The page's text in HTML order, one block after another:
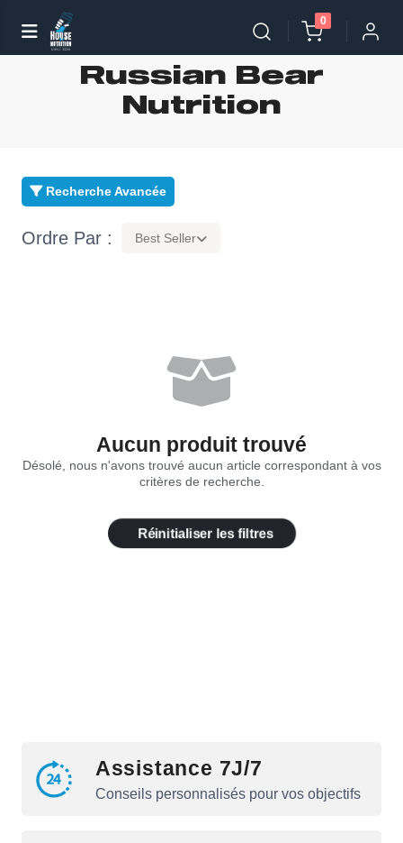
0
Russian Bear
Nutrition
Recherche Avancée
Ordre Par : Best Seller
Aucun produit trouvé
Désolé, nous n'avons trouvé aucun article correspondant à vos
critères de recherche.
Réinitialiser les filtres
Assistance 7J/7
Conseils personnalisés pour vos objectifs